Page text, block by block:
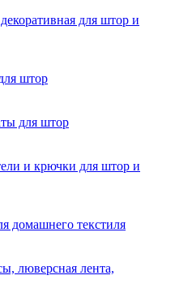
для штор и
штор
для штор
и крючки для штор и
домашнего текстиля
люверсная лента,